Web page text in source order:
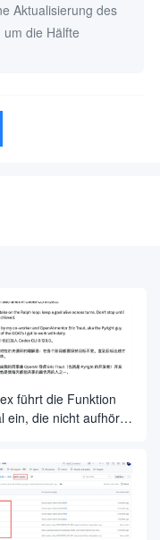
Aktualisierung des
die Hälfte
führt die Funktion
ein, die nicht aufhört,